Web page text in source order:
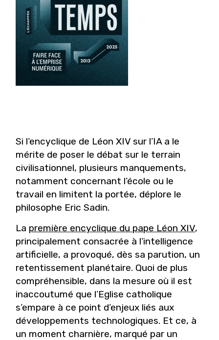
Si l’encyclique de Léon XIV sur l’IA a le
mérite de poser le débat sur le terrain
civilisationnel, plusieurs manquements,
notamment concernant l’école ou le
travail en limitent la portée, déplore le
philosophe Eric Sadin.
La première encyclique du pape Léon XIV,
principalement consacrée à l’intelligence
artificielle, a provoqué, dès sa parution, un
retentissement planétaire. Quoi de plus
compréhensible, dans la mesure où il est
inaccoutumé que l’Eglise catholique
s’empare à ce point d’enjeux liés aux
développements technologiques. Et ce, à
un moment charnière, marqué par un